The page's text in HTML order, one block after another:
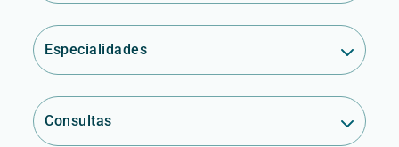
Especialidades
Consultas